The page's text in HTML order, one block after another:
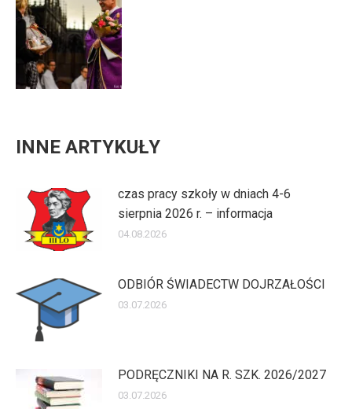
INNE ARTYKUŁY
czas pracy szkoły w dniach 4-6
sierpnia 2026 r. – informacja
04.08.2026
ODBIÓR ŚWIADECTW DOJRZAŁOŚCI
03.07.2026
PODRĘCZNIKI NA R. SZK. 2026/2027
03.07.2026